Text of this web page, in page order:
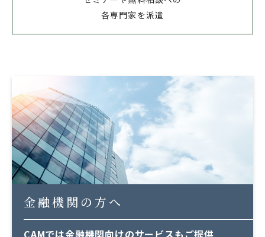
各専門家を派遣
金融機関の方へ
CAMでは金融機関向けのサービスもご提供